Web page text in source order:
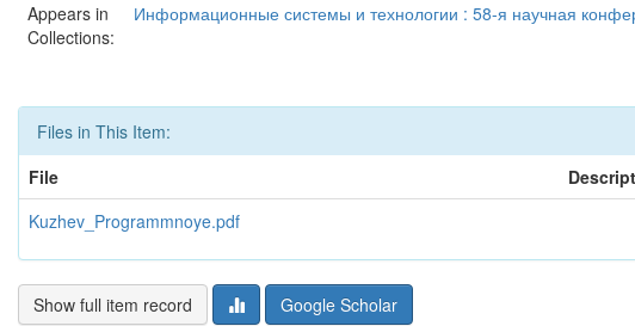
Appears in
Collections:
Информационные системы и технологии : 58-я научная
Files in This Item:
File
Kuzhev_Programmnoye.pdf
Show full item record Google Scholar